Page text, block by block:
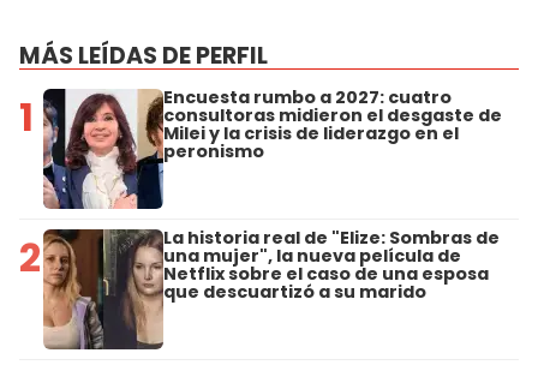
MÁS LEÍDAS DE PERFIL
1 Encuesta rumbo a 2027: cuatro
consultoras midieron el desgaste de
Milei y la crisis de liderazgo en el
peronismo
2 La historia real de "Elize: Sombras de
una mujer", la nueva película de
Netflix sobre el caso de una esposa
que descuartizó a su marido